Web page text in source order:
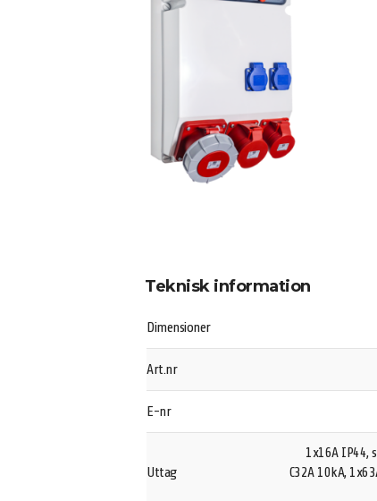
Teknisk information
Dimensioner
Art.nr
E-nr
Uttag
1x16A IP44,
C32A 10kA,